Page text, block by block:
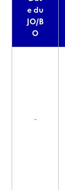
e du
JO/B
O
-